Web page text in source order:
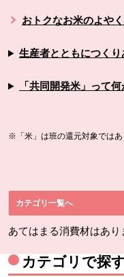
おトクなお米のよや
生産者とともにつくり
「共同開発米」って
※「米」は班の還元対象ではあ
カテゴリ一覧へ
あてはまる消費材はあり
カテゴリで探